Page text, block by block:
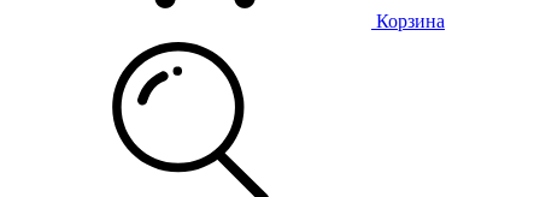
Корзина